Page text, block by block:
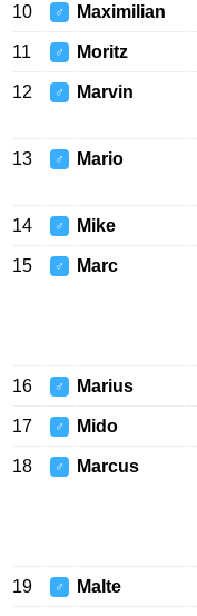
10 ♂ Maximilian
11 ♂ Moritz
12 ♂ Marvin
13 ♂ Mario
14 ♂ Mike
15 ♂ Marc
16 ♂ Marius
17 ♂ Mido
18 ♂ Marcus
19 ♂ Malte